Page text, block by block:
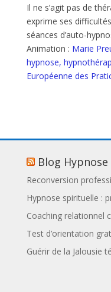
Il ne s’agit pas de
exprime ses
séances d’auto-
Animation : Marie
hypnose,
Européenne des P
Blog
Reconversion
Hypnose spirituelle :
Coaching relationnel
Test d’orientation
Guérir de la Jalousie